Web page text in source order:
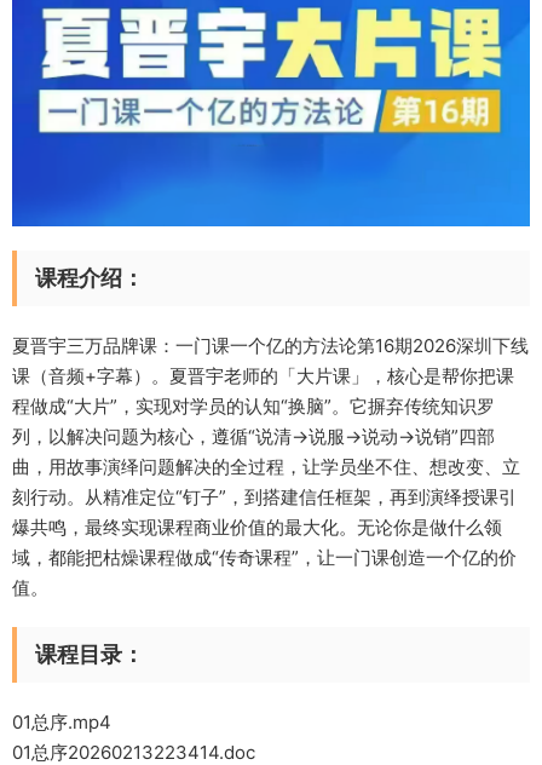
课程介绍：
夏晋宇三万品牌课：一门课一个亿的方法论第16期2026深圳下线
课（音频+字幕）。夏晋宇老师的「大片课」，核心是帮你把课
程做成“大片”，实现对学员的认知“换脑”。它摒弃传统知识罗
列，以解决问题为核心，遵循“说清→说服→说动→说销”四部
曲，用故事演绎问题解决的全过程，让学员坐不住、想改变、立
刻行动。从精准定位“钉子”，到搭建信任框架，再到演绎授课引
爆共鸣，最终实现课程商业价值的最大化。无论你是做什么领
域，都能把枯燥课程做成“传奇课程”，让一门课创造一个亿的价
值。
课程目录：
01总序.mp4
01总序20260213223414.doc